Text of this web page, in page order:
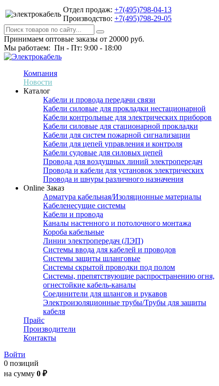
Отдел продаж: +7(495)798-04-13
Производство: +7(495)798-29-05
Принимаем оптовые заказы от 20000 руб.
Мы работаем: Пн - Пт: 9:00 - 18:00
Компания
Новости
Каталог
Кабели и провода передачи связи
Кабели силовые для прокладки нестационарной
Кабели контрольные для электрических приборов
Кабели силовые для стационарной прокладки
Кабели для систем пожарной сигнализации
Кабели для цепей управления и контроля
Кабели судовые для силовых цепей
Провода для воздушных линий электропередач
Провода и кабели для установок электрических
Провода и шнуры различного назначения
Online Заказ
Арматура кабельная/Изоляционные материалы
Кабеленесущие системы
Кабели и провода
Каналы настенного и потолочного монтажа
Короба кабельные
Линии электропередач (ЛЭП)
Системы ввода для кабелей и проводов
Системы защиты шланговые
Системы скрытой проводки под полом
Системы, препятствующие распространению огня,
огнестойкие кабель-каналы
Соединители для шлангов и рукавов
Электроизоляционные трубы/Трубы для защиты
кабеля
Прайс
Производители
Контакты
Войти
0 позиций
на сумму 0 ₽